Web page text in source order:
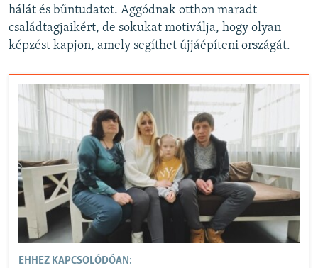
hálát és bűntudatot. Aggódnak otthon maradt
családtagjaikért, de sokukat motiválja, hogy olyan
képzést kapjon, amely segíthet újjáépíteni országát.
EHHEZ KAPCSOLÓDÓAN: